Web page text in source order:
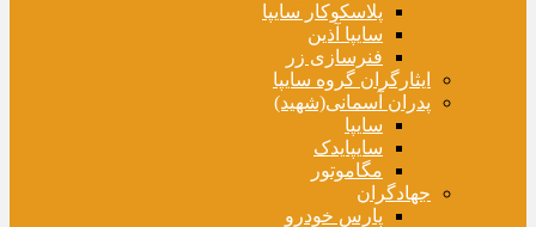
پلاسکوکار سایپا
سایپا آذین
فنرسازی زر
ایثارگران گروه سایپا
پدران آسمانی(شهید)
سایپا
سایپایدک
مگاموتور
جهادگران
پارس خودرو